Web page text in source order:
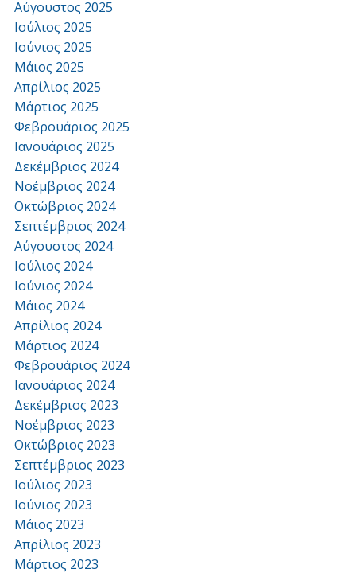
Αύγουστος 2025
Ιούλιος 2025
Ιούνιος 2025
Μάιος 2025
Απρίλιος 2025
Μάρτιος 2025
Φεβρουάριος 2025
Ιανουάριος 2025
Δεκέμβριος 2024
Νοέμβριος 2024
Οκτώβριος 2024
Σεπτέμβριος 2024
Αύγουστος 2024
Ιούλιος 2024
Ιούνιος 2024
Μάιος 2024
Απρίλιος 2024
Μάρτιος 2024
Φεβρουάριος 2024
Ιανουάριος 2024
Δεκέμβριος 2023
Νοέμβριος 2023
Οκτώβριος 2023
Σεπτέμβριος 2023
Ιούλιος 2023
Ιούνιος 2023
Μάιος 2023
Απρίλιος 2023
Μάρτιος 2023